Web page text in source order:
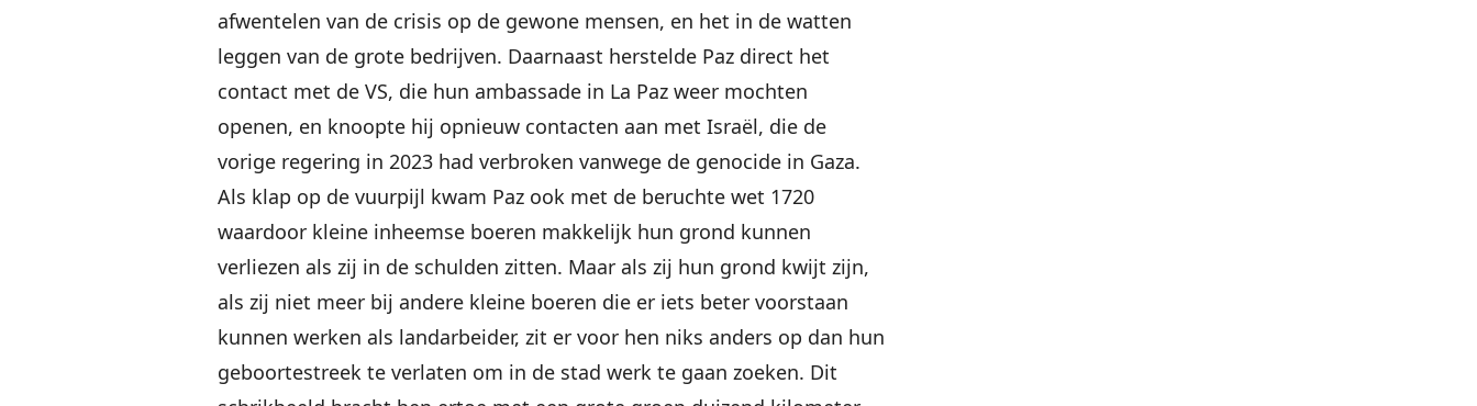
afwentelen van de crisis op de gewone mensen, en het in de watten
leggen van de grote bedrijven. Daarnaast herstelde Paz direct het
contact met de VS, die hun ambassade in La Paz weer mochten
openen, en knoopte hij opnieuw contacten aan met Israël, die de
vorige regering in 2023 had verbroken vanwege de genocide in Gaza.
Als klap op de vuurpijl kwam Paz ook met de beruchte wet 1720
waardoor kleine inheemse boeren makkelijk hun grond kunnen
verliezen als zij in de schulden zitten. Maar als zij hun grond kwijt zijn,
als zij niet meer bij andere kleine boeren die er iets beter voorstaan
kunnen werken als landarbeider, zit er voor hen niks anders op dan hun
geboortestreek te verlaten om in de stad werk te gaan zoeken. Dit